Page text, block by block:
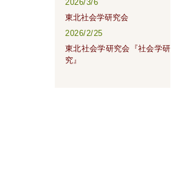
2026/3/6
東北社会学研究会
2026/2/25
東北社会学研究会『社会学研
究』